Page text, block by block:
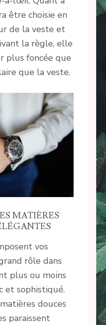
être choisie en
de la veste et
la règle, elle
plus foncée que
que la veste.
MATIÈRES
vos
rôle dans
plus ou moins
et sophistiqué.
douces
paraissent